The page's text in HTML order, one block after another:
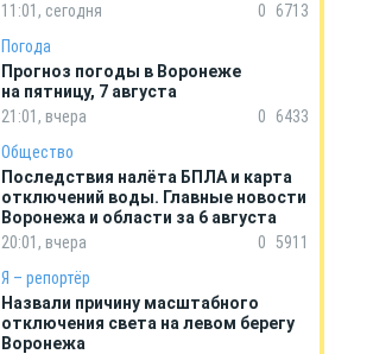
11:01, сегодня
0
6713
Погода
Прогноз погоды в Воронеже
на пятницу, 7 августа
21:01, вчера
0
6433
Общество
Последствия налёта БПЛА и карта
отключений воды. Главные новости
Воронежа и области за 6 августа
20:01, вчера
0 5911
Я – репортёр
Назвали причину масштабного
отключения света на левом берегу
Воронежа